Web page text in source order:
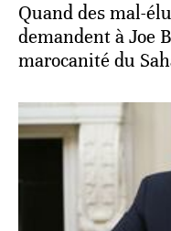
Quand des mal-
demandent à Joe
marocanité du